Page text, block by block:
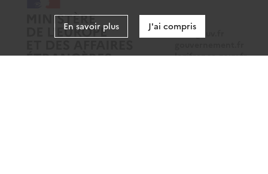
data.gouv.fr
legifrance.gouv.fr
En savoir plus J'ai compris